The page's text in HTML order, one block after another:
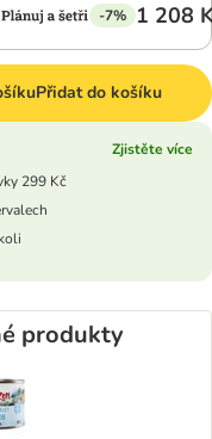
-7% 1 208
Přidat do košíku
Zjistěte více
299 Kč
produkty